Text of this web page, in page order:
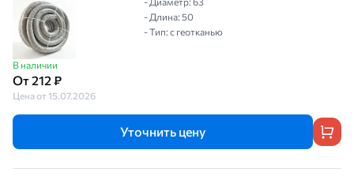
В наличии
От 212 ₽
Цена от 15.07.2026
- Длина: 50
- Тип: с геотканью
Уточнить цену